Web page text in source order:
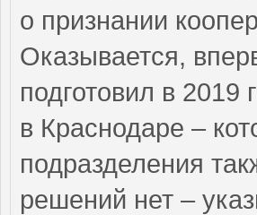
о признании
Оказывается,
подготовил в
в Краснодаре –
подразделения
решений нет –